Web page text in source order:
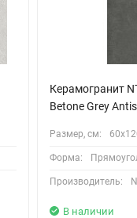
Керамогранит
Betone Grey
Размер, см:
Форма:
Производитель:
В наличии